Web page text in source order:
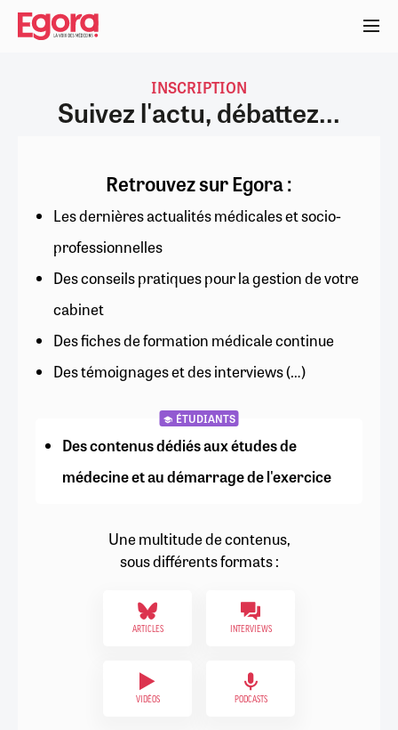
Aller
contenu
INSCRIPTION
Suivez l'actu, débattez...
Retrouvez sur Egora :
Les dernières actualités médicales et socio-
professionnelles
Des conseils pratiques pour la gestion de votre
cabinet
Des fiches de formation médicale continue
Des témoignages et des interviews (…)
ÉTUDIANTS
Des contenus dédiés aux études de
médecine et au démarrage de l'exercice
Une multitude de contenus,
sous différents formats :
ARTICLES INTERVIEWS
VIDÉOS PODCASTS